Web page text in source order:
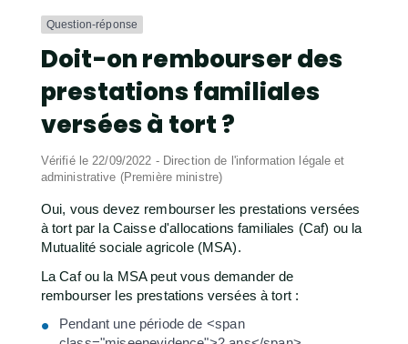
Question-réponse
Doit-on rembourser des
prestations familiales
versées à tort ?
Vérifié le 22/09/2022 - Direction de l'information légale et
administrative (Première ministre)
Oui, vous devez rembourser les prestations versées
à tort par la Caisse d'allocations familiales (Caf) ou la
Mutualité sociale agricole (MSA).
La Caf ou la MSA peut vous demander de
rembourser les prestations versées à tort :
Pendant une période de <span